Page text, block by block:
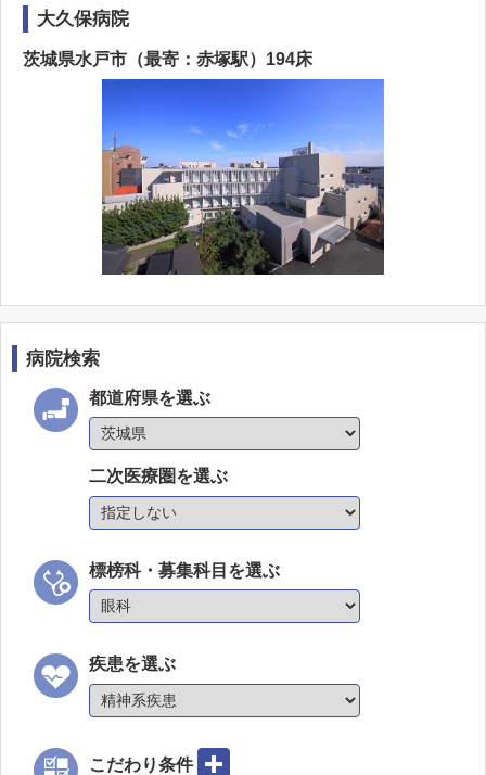
大久保病院
茨城県水戸市（最寄：赤塚駅）194床
病院検索
都道府県を選ぶ
二次医療圏を選ぶ
標榜科・募集科目を選ぶ
疾患を選ぶ
こだわり条件